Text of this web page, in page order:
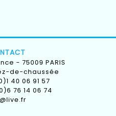
- 75009 PARIS
de-chaussée
40 06 91 57
76 14 06 74